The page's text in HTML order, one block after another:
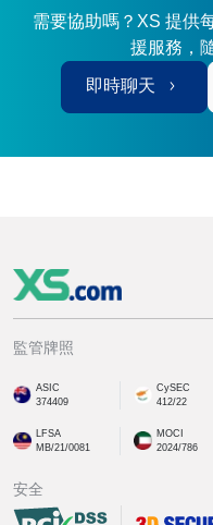
需要協助嗎？XS 提供
援服務，
即時聊天
監管牌照
ASIC
374409
CySEC
412/22
LFSA
MB/21/0081
MOCI
2024/786
安全